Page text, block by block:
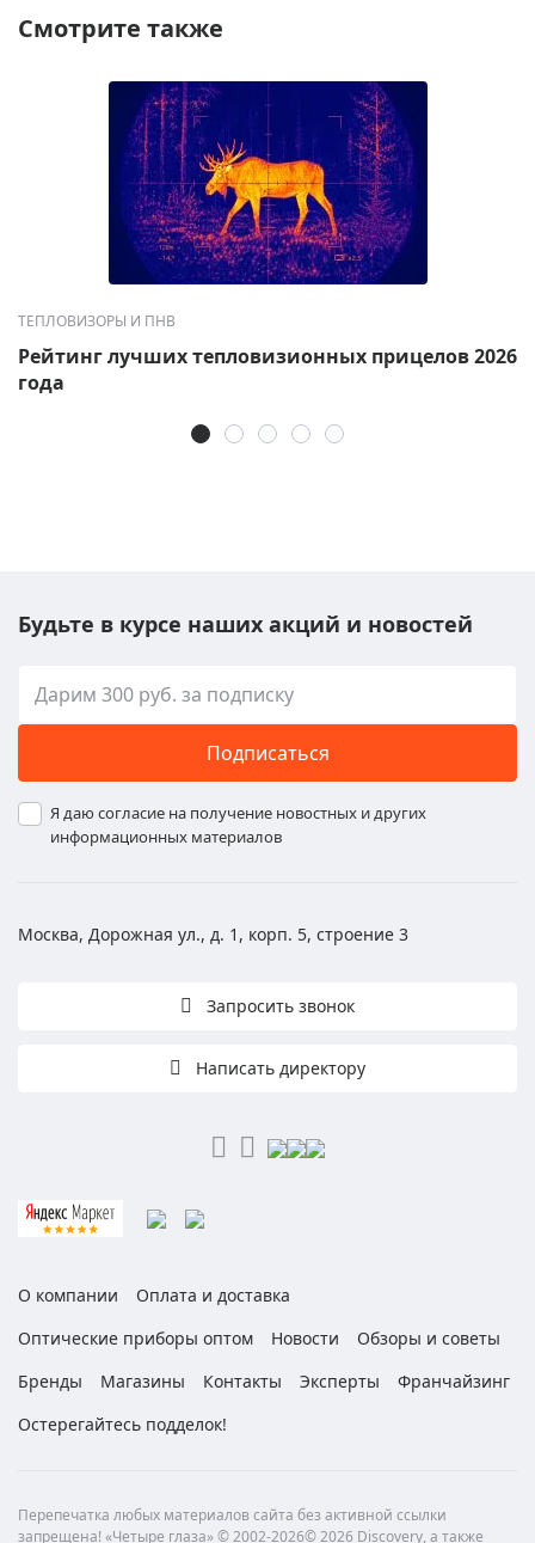
Смотрите также
ТЕПЛОВИЗОРЫ И ПНВ
Рейтинг лучших тепловизионных прицелов 2026
года
Будьте в курсе наших акций и новостей
Подписаться
Я даю согласие на получение новостных и других
информационных материалов
Москва, Дорожная ул., д. 1, корп. 5, строение 3
Запросить звонок
Написать директору
О компании
Оплата и доставка
Оптические приборы оптом
Новости
Обзоры и советы
Бренды
Магазины Контакты Эксперты
Франчайзинг
Остерегайтесь подделок!
Перепечатка любых материалов сайта без активной ссылки
запрещена! «Четыре глаза» © 2002-2026© 2026 Discovery, а также